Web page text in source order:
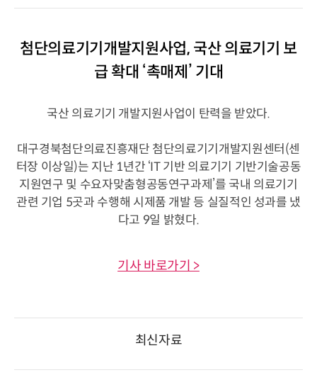
첨단의료기기개발지원사업, 국산 의료기기 보
급 확대 ‘촉매제’ 기대
국산 의료기기 개발지원사업이 탄력을 받았다.
대구경북첨단의료진흥재단 첨단의료기기개발지원센터(센
터장 이상일)는 지난 1년간 ‘IT 기반 의료기기 기반기술공동
지원연구 및 수요자맞춤형공동연구과제’를 국내 의료기기
관련 기업 5곳과 수행해 시제품 개발 등 실질적인 성과를 냈
다고 9일 밝혔다.
기사 바로가기 >
최신자료